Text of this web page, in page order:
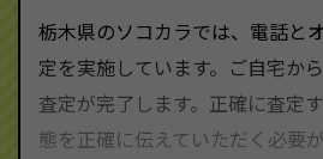
590-870）までお問い合わせ下
査定・ご相談・見積もりはすべ
心してお問い合わせください。
栃木県のソコカラでは、電話と
定を実施しています。ご自宅か
査定が完了します。正確に査定
態を正確に伝えていただく必要